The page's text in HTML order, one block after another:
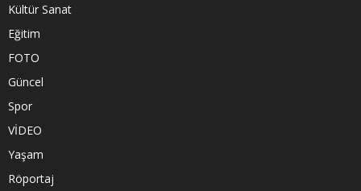
Kültür Sanat
Eğitim
FOTO
Güncel
Spor
VİDEO
Yaşam
Röportaj